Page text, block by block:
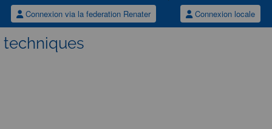
Connexion via la federation Renater Connexion locale